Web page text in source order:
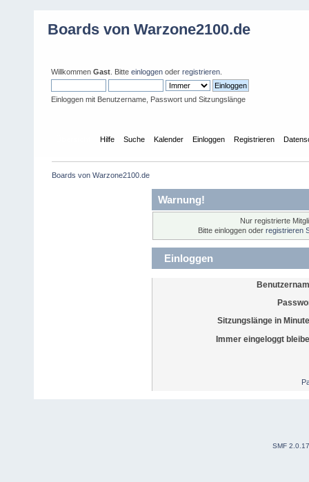
Boards von Warzone2100.de
Willkommen Gast . Bitte einloggen oder registrieren
Einloggen mit Benutzername, Passwort und Sitzungslänge
Hilfe Suche Kalender Einloggen Registrieren
Boards von Warzone2100.de
Warnung!
Nur registrierte
Bitte einloggen oder registrieren
Einloggen
Sitzungslänge in
Immer eingeloggt
SMF 2.0.17